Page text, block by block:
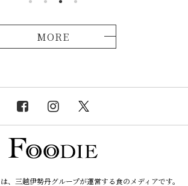
MORE
、三越伊勢丹グループが運営する食のメディアです。